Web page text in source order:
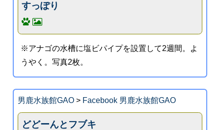
すっぽり
※アナゴの水槽に塩ビパイプを設置して2週間。よ
うやく。写真2枚。
男鹿水族館GAO> Facebook 男鹿水族館GAO
どどーんとフブキ